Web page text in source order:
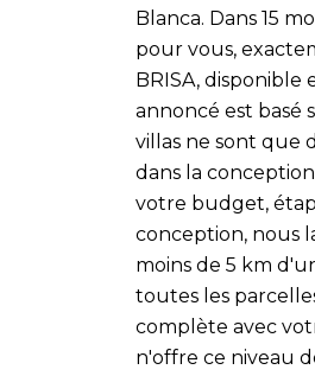
Blanca. Dans 15
pour vous,
BRISA, disponible
annoncé est basé
villas ne sont que
dans la
votre budget,
conception, nous
moins de 5 km
toutes les
complète avec
n'offre ce niveau